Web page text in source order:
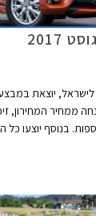
ממחיר המחירון,
בנוסף יוצעו כל